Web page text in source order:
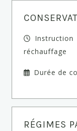
réchauffage
Durée de
RÉGIMES